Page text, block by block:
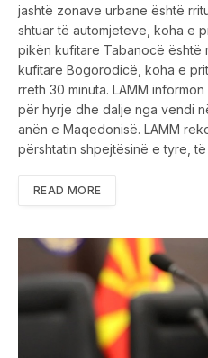
jashtë zonave urbane është
shtuar të automjeteve, koha e
pikën kufitare Tabanocë është
kufitare Bogorodicë, koha e
rreth 30 minuta. LAMM
për hyrje dhe dalje nga vendi
anën e Maqedonisë. LAMM
përshtatin shpejtësinë e tyre,
READ MORE